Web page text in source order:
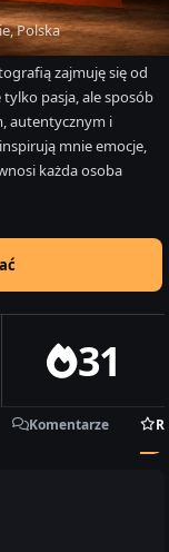
Polska
zajmuję się od
pasja, ale sposób
autentycznym i
mnie emocje,
każda osoba
31
Komentarze